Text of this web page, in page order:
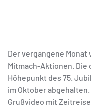
Der vergangene
Mitmach-Aktionen.
Höhepunkt des 75.
im Oktober
Grußvideo mit